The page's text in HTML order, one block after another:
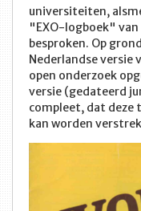
universiteiten,
"EXO-logboek" van
besproken. Op
Nederlandse versie
open onderzoek
versie (gedateerd
compleet, dat deze
kan worden